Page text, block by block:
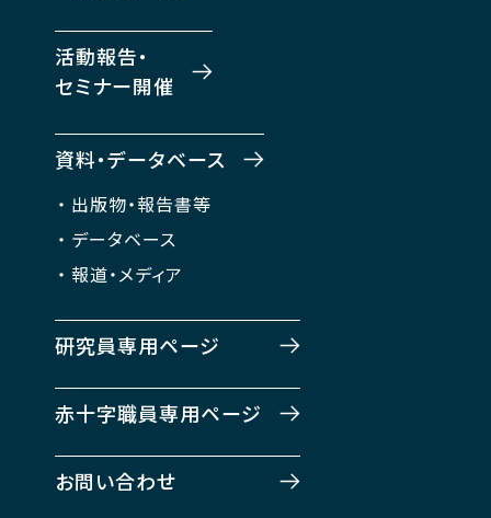
活動報告・
セミナー開催
資料・データベース
出版物・報告書等
データベース
報道・メディア
研究員専用ページ
赤十字職員専用ページ
お問い合わせ